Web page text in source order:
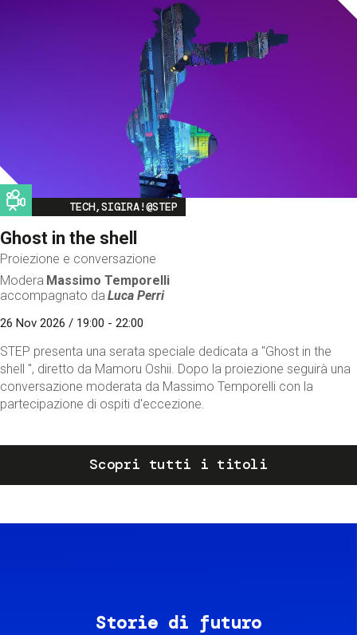
Image
TECH,SIGIRA!@STEP
Ghost in the shell
Proiezione e conversazione
Modera Massimo Temporelli
accompagnato da Luca Perri
26 Nov 2026 / 19:00 - 22:00
STEP presenta una serata speciale dedicata a "Ghost in the
shell ", diretto da Mamoru Oshii. Dopo la proiezione seguirà una
conversazione moderata da Massimo Temporelli con la
partecipazione di ospiti d'eccezione.
Scopri tutti i titoli
Storie di futuro